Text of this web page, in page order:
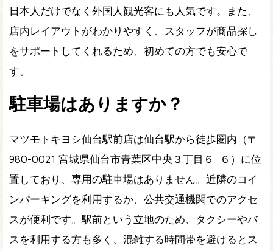
日本人だけでなく外国人観光客にも人気です。また、
店内レイアウトがわかりやすく、スタッフが商品探し
をサポートしてくれるため、初めての方でも安心で
す。
駐車場はありますか？
マツモトキヨシ仙台駅前店は仙台駅から徒歩圏内（〒
980-0021 宮城県仙台市青葉区中央３丁目６−６）に位
置しており、専用の駐車場はありません。近隣のコイ
ンパーキングを利用するか、公共交通機関でのアクセ
スが便利です。駅前という立地のため、タクシーやバ
スを利用する方も多く、混雑する時間帯を避けるとス